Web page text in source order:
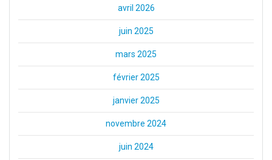
avril 2026
juin 2025
mars 2025
février 2025
janvier 2025
novembre 2024
juin 2024